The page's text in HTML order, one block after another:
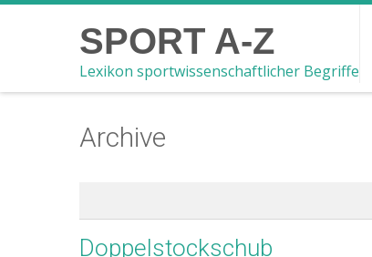
SPORT A-Z
Lexikon sportwissenschaftlicher Begriffe
Archive
Doppelstockschub